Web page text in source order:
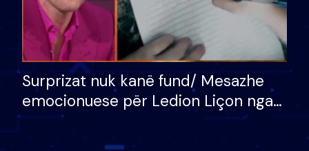
Surprizat nuk kanë fund/ Mesazhe
emocionuese për Ledion Liçon nga
nëna dhe fëmijët e tij, moderatori
nuk i mban dot lotët: Nuk meritoj…